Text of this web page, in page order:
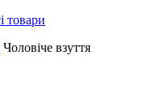
Чоловіче взуття